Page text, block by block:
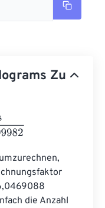
Zu
die Anzahl